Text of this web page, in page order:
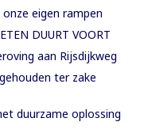
eigen rampen
DUURT VOORT
aan Rijsdijkweg
ter zake
duurzame oplossing